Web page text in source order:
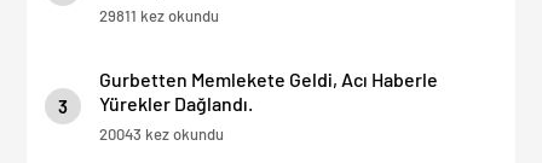
29811 kez okundu
3
Gurbetten Memlekete Geldi, Acı Haberle
Yürekler Dağlandı.
20043 kez okundu